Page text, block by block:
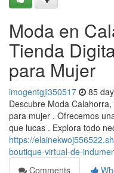
Moda en
Tienda
para Mujer
imogentgji350517 85
Descubre Moda
para mujer . Ofrecemos
que lucas . Explora todo
https://
boutique-virtual-de-
Comments